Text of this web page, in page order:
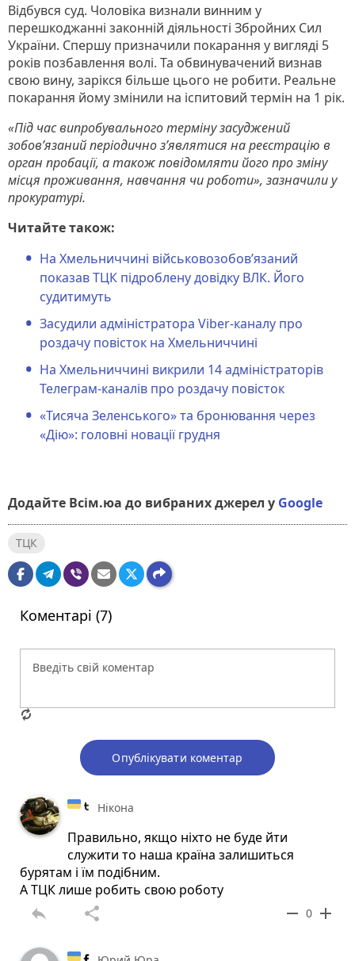
Відбувся суд. Чоловіка визнали винним у
перешкоджанні законній діяльності Збройних Сил
України. Спершу призначили покарання у вигляді 5
років позбавлення волі. Та обвинувачений визнав
свою вину, зарікся більше цього не робити. Реальне
покарання йому змінили на іспитовий термін на 1 рік.
«Під час випробувального терміну засуджений
зобов’язаний періодично з’являтися на реєстрацію в
орган пробації, а також повідомляти його про зміну
місця проживання, навчання чи роботи», зазначили у
прокуратурі.
Читайте також:
На Хмельниччині військовозобов’язаний
показав ТЦК підроблену довідку ВЛК. Його
судитимуть
Засудили адміністратора Viber-каналу про
роздачу повісток на Хмельниччині
На Хмельниччині викрили 14 адміністраторів
Телеграм-каналів про роздачу повісток
«Тисяча Зеленського» та бронювання через
«Дію»: головні новації грудня
Додайте Всім.юа до вибраних джерел у Google
ТЦК
Коментарі (7)
Опублікувати коментар
Нікона
Правильно, якщо ніхто не буде йти
служити то наша країна залишиться
бурятам і їм подібним.
А ТЦК лише робить свою роботу
reply share remove 0 add